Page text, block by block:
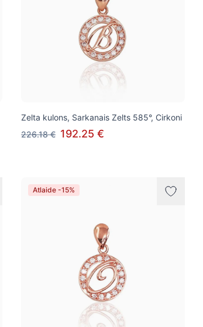
Zelta kulons, Sarkanais Zelts 585°, Cirkoni
226.18 € 192.25 €
Atlaide -15%